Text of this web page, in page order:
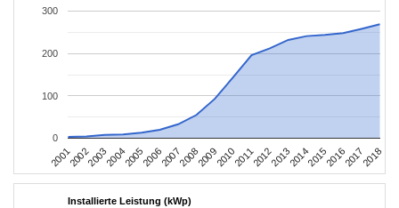
200120022003200420052006200720082009201020112012201320142015201620172018
0
100
200
300
Installierte Leistung (kWp)